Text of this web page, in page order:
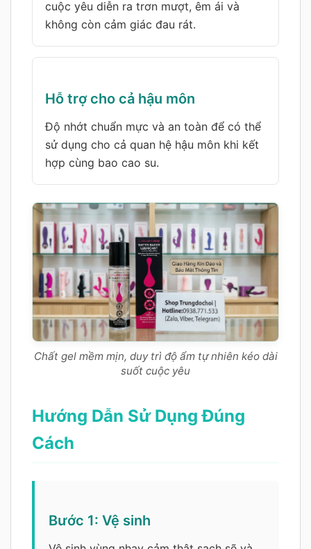
cuộc yêu diễn ra trơn mượt, êm ái và
không còn cảm giác đau rát.
Hỗ trợ cho cả hậu môn
Độ nhớt chuẩn mực và an toàn để có thể
sử dụng cho cả quan hệ hậu môn khi kết
hợp cùng bao cao su.
Chất gel mềm mịn, duy trì độ ẩm tự nhiên kéo dài
suốt cuộc yêu
Hướng Dẫn Sử Dụng Đúng
Cách
Bước 1: Vệ sinh